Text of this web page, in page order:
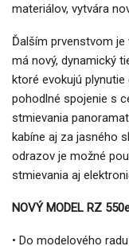
materiálov, vytvára
Ďalším prvenstvom
má nový, dynamický
ktoré evokujú
pohodlné spojenie s
stmievania
kabíne aj za jasného
odrazov je možné
stmievania aj
NOVÝ MODEL RZ
• Do modelového